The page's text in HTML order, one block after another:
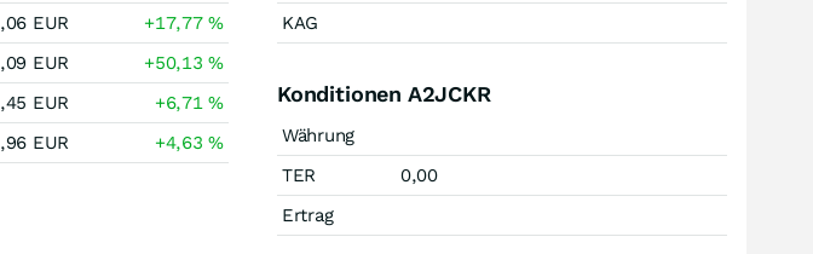
EUR +17,77%
EUR +50,13%
EUR +6,71%
EUR +4,63%
KAG
Konditionen A2JCKR
Währung
TER
0,00
Ertrag